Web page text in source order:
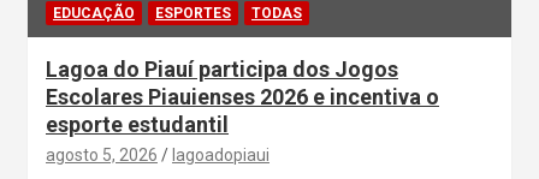
EDUCAÇÃO ESPORTES TODAS
Lagoa do Piauí participa dos Jogos
Escolares Piauienses 2026 e incentiva o
esporte estudantil
agosto 5, 2026 lagoadopiaui